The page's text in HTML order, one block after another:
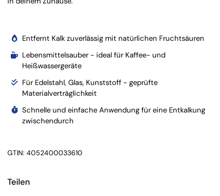
Entfernt Kalk zuverlässig mit natürlichen Fruchtsäuren
Lebensmittelsauber - ideal für Kaffee- und
Heißwassergeräte
Für Edelstahl, Glas, Kunststoff - geprüfte
Materialverträglichkeit
Schnelle und einfache Anwendung für eine Entkalkung
zwischendurch
GTIN: 4052400033610
Teilen